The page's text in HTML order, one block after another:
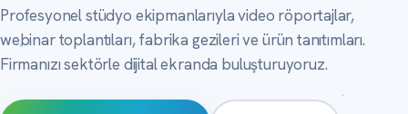
Profesyonel stüdyo ekipmanlarıyla video röportajlar,
webinar toplantıları, fabrika gezileri ve ürün tanıtımları.
Firmanızı sektörle dijital ekranda buluşturuyoruz.